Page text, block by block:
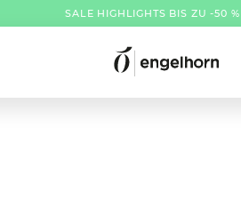
SALE HIGHLIGHTS BIS ZU -50 %